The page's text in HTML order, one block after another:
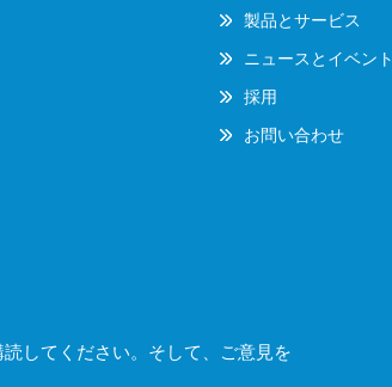
製品とサービス
ニュースとイベント
採用
お問い合わせ
してください。そして、ご意見を